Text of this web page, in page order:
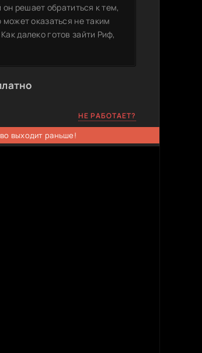
решает обратиться к тем,
оказаться не таким
далеко готов зайти Риф,
НЕ РАБОТАЕТ?
выходит раньше!